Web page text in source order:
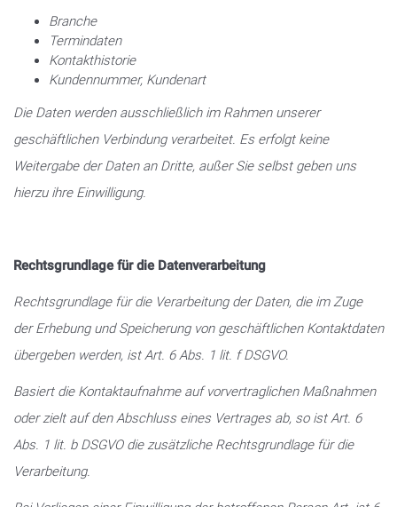
Branche
Termindaten
Kontakthistorie
Kundennummer, Kundenart
Die Daten werden ausschließlich im Rahmen unserer
geschäftlichen Verbindung verarbeitet. Es erfolgt keine
Weitergabe der Daten an Dritte, außer Sie selbst geben uns
hierzu ihre Einwilligung.
Rechtsgrundlage für die Datenverarbeitung
Rechtsgrundlage für die Verarbeitung der Daten, die im Zuge
der Erhebung und Speicherung von geschäftlichen Kontaktdaten
übergeben werden, ist Art. 6 Abs. 1 lit. f DSGVO.
Basiert die Kontaktaufnahme auf vorvertraglichen Maßnahmen
oder zielt auf den Abschluss eines Vertrages ab, so ist Art. 6
Abs. 1 lit. b DSGVO die zusätzliche Rechtsgrundlage für die
Verarbeitung.